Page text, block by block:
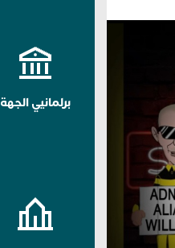
برلمانيي الجهة